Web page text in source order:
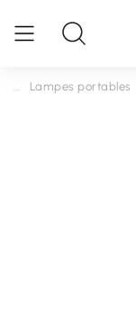
Lampes portables